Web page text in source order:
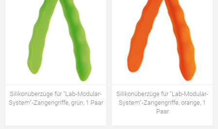
Silikonüberzüge für "Lab-Modular-
System"-Zangengriffe, grün, 1 Paar
Silikonüberzüge für "Lab-Modular-
System"-Zangengriffe, orange, 1
Paar